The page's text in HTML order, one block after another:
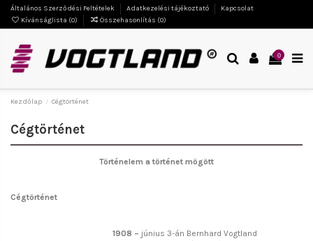
Általános Szerződési Feltételek Adatkezelési tájékoztató
Kapcsolat
Kívánságlista (0) Összehasonlítás (0)
0
Kezdőlap Cégtörténet
Cégtörténet
Történelem a történet mögött
Cégtörténet
1908 – június 3-án Bernhard Vogtland